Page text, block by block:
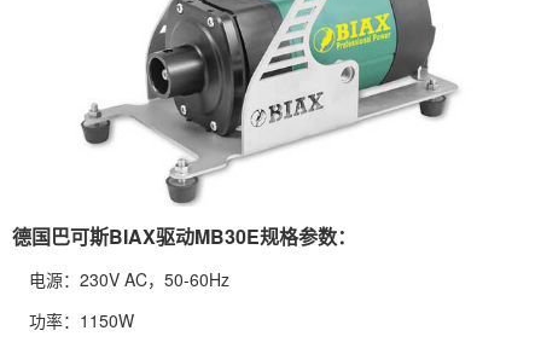
德国巴可斯BIAX驱动MB30E规格参数：
电源：230V AC，50-60Hz
功率：1150W